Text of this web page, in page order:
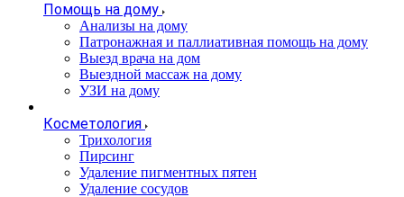
Помощь на дому
Анализы на дому
Патронажная и паллиативная помощь на дому
Выезд врача на дом
Выездной массаж на дому
УЗИ на дому
Косметология
Трихология
Пирсинг
Удаление пигментных пятен
Удаление сосудов